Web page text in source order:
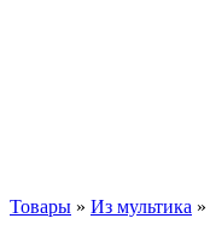
Товары » Из мультика »